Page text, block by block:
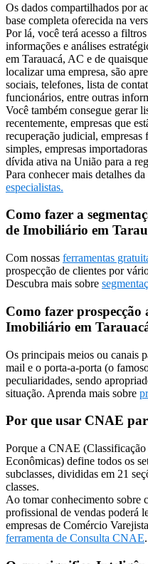
Os dados compartilhados por
base completa oferecida na
Por lá, você terá acesso a
informações e análises
em Tarauacá, AC e de
localizar uma empresa, são
sociais, telefones, lista de
funcionários, entre outras
Você também consegue gerar
recentemente, empresas que
recuperação judicial, empresas
simples, empresas
dívida ativa na União para a
Para conhecer mais detalhes
especialistas.
Como fazer a
de Imobiliário em
Com nossas ferramentas
prospecção de clientes por
Descubra mais sobre
Como fazer prospecção
Imobiliário em
Os principais meios ou canais
mail e o porta-a-porta (o
peculiaridades, sendo
situação. Aprenda mais sobre
Por que usar CNAE
Porque a CNAE
Econômicas) define todos os
subclasses, divididas em 21
classes.
Ao tomar conhecimento sobre
profissional de vendas poderá
empresas de Comércio
ferramenta de Consulta CNAE.